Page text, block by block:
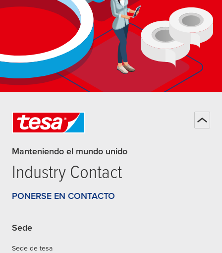
Manteniendo el mundo unido
Industry Contact
PONERSE EN CONTACTO
Sede
Sede de tesa